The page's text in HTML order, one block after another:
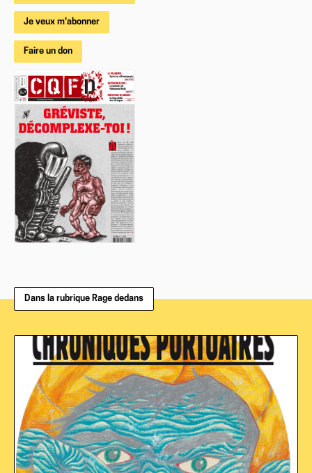
Je veux m'abonner
Faire un don
Dans la rubrique Rage dedans